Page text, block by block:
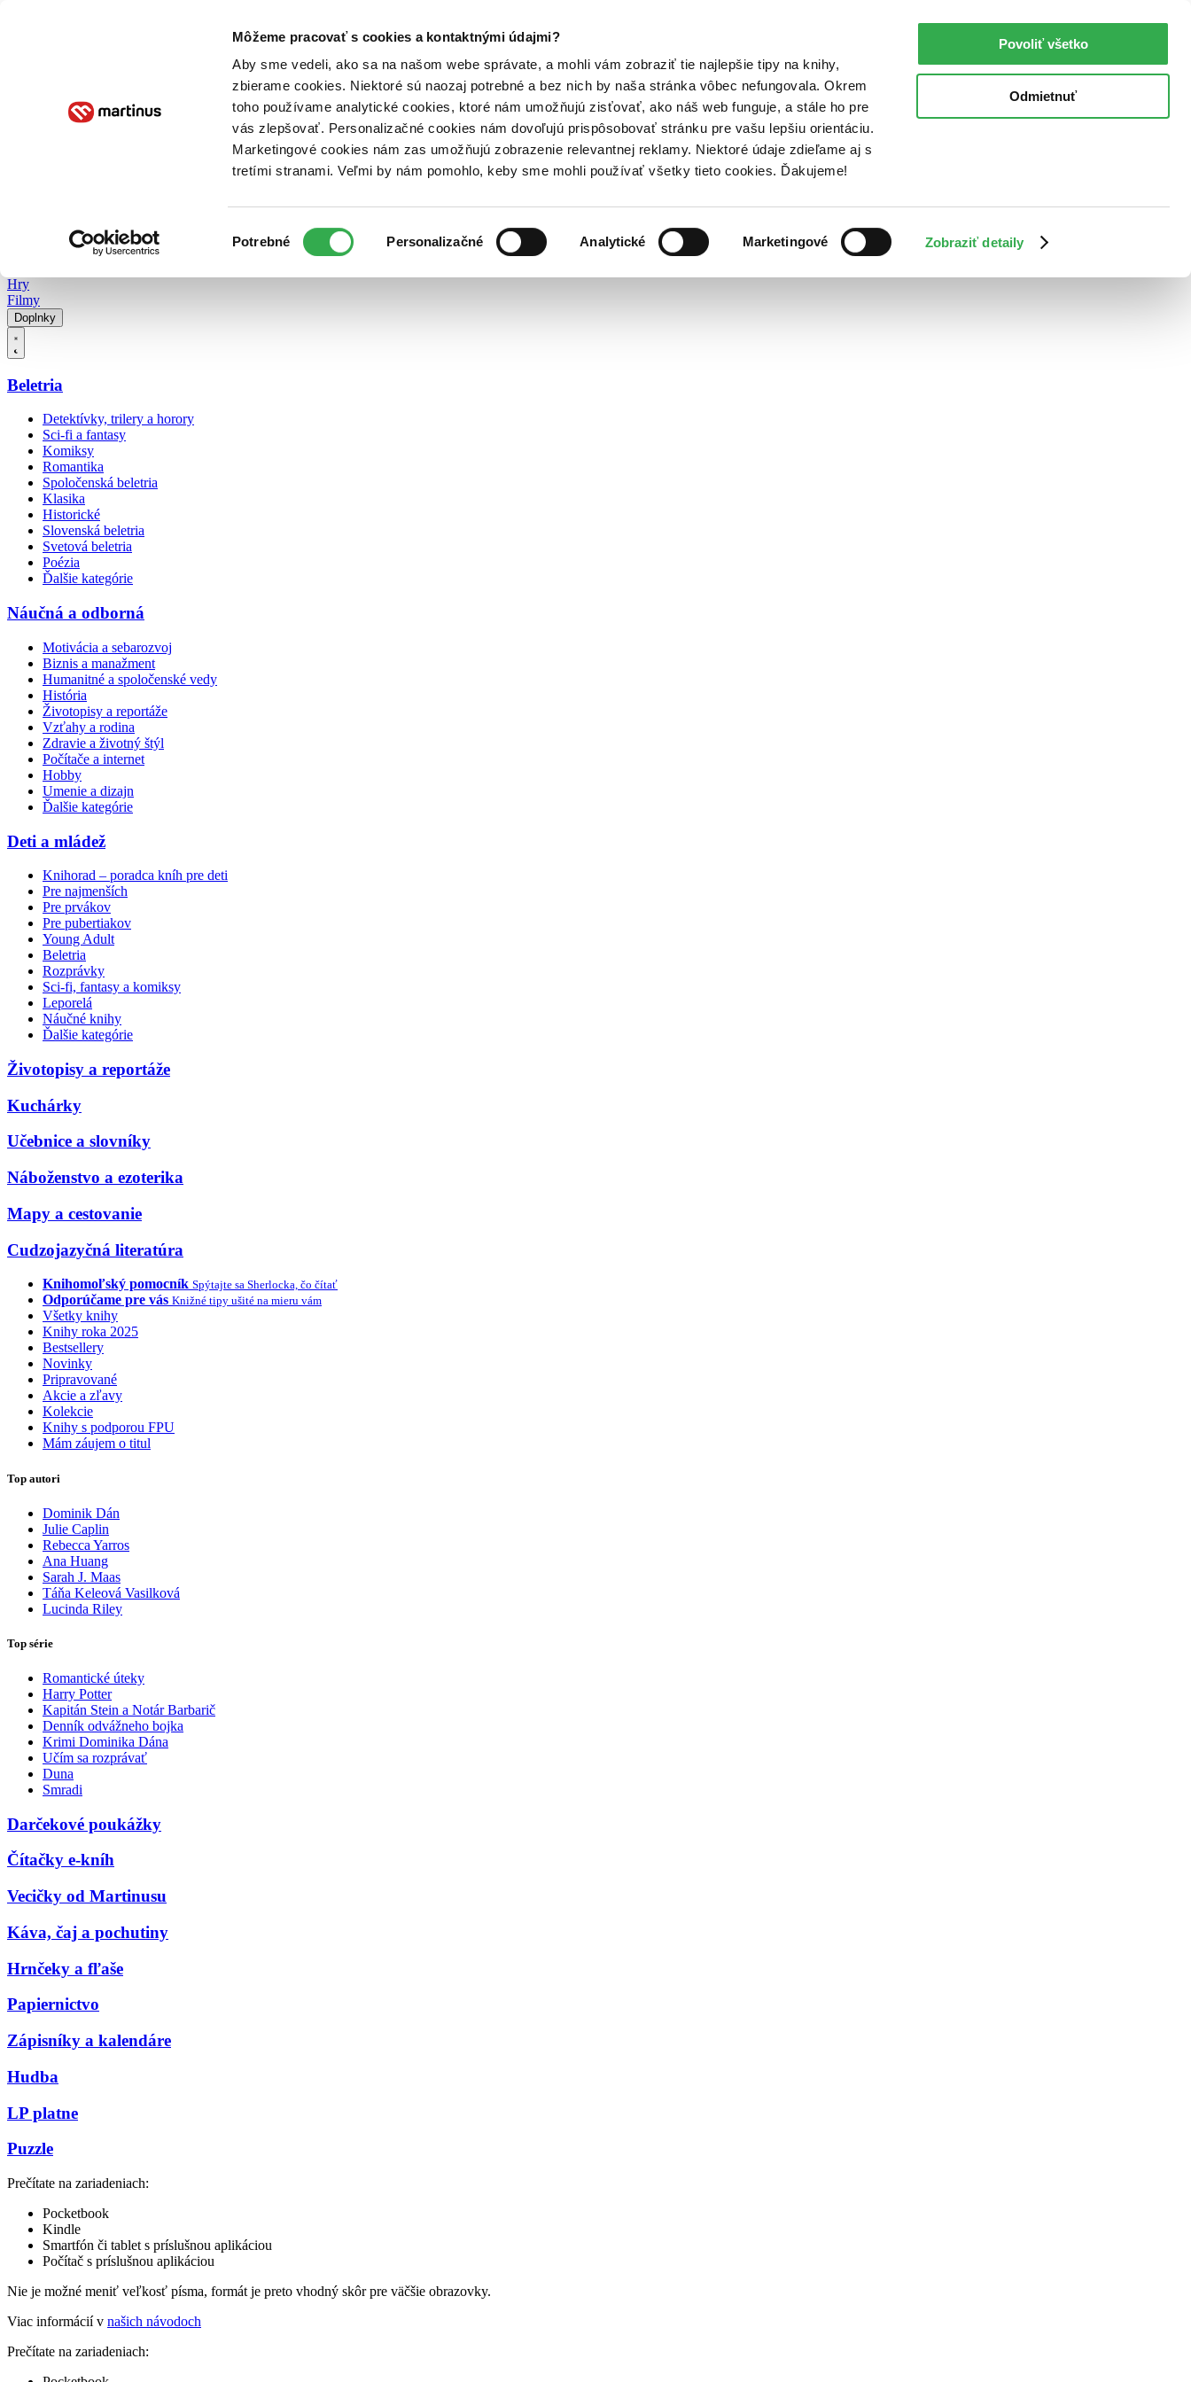
Môžeme pracovať s cookies a kontaktnými údajmi?
Aby sme vedeli, ako sa na našom webe správate, a mohli vám zobraziť tie najlepšie tipy na knihy,
zbierame cookies. Niektoré sú naozaj potrebné a bez nich by naša stránka vôbec nefungovala. Okrem
toho používame analytické cookies, ktoré nám umožňujú zisťovať, ako náš web funguje, a stále ho pre
vás zlepšovať. Personalizačné cookies nám dovoľujú prispôsobovať stránku pre vašu lepšiu orientáciu.
Marketingové cookies nám zas umožňujú zobrazenie relevantnej reklamy. Niektoré údaje zdieľame aj s
tretími stranami. Veľmi by nám pomohlo, keby sme mohli používať všetky tieto cookies. Ďakujeme!
súhlasu
Potrebné Personalizačné Analytické Marketingové Zobraziť detaily
Povoliť všetko
Odmietnuť
Poukážky Kontakt
Hry
Filmy
Doplnky
Beletria
Detektívky, trilery a horory
Sci-fi a fantasy
Komiksy
Romantika
Spoločenská beletria
Klasika
Historické
Slovenská beletria
Svetová beletria
Poézia
Ďalšie kategórie
Náučná a odborná
Motivácia a sebarozvoj
Biznis a manažment
Humanitné a spoločenské vedy
História
Životopisy a reportáže
Vzťahy a rodina
Zdravie a životný štýl
Počítače a internet
Hobby
Umenie a dizajn
Ďalšie kategórie
Deti a mládež
Knihorad – poradca kníh pre deti
Pre najmenších
Pre prvákov
Pre pubertiakov
Young Adult
Beletria
Rozprávky
Sci-fi, fantasy a komiksy
Leporelá
Náučné knihy
Ďalšie kategórie
Životopisy a reportáže
Kuchárky
Učebnice a slovníky
Náboženstvo a ezoterika
Mapy a cestovanie
Cudzojazyčná literatúra
Knihomoľský pomocník Spýtajte sa Sherlocka, čo čítať
Odporúčame pre vás Knižné tipy ušité na mieru vám
Všetky knihy
Knihy roka 2025
Bestsellery
Novinky
Pripravované
Akcie a zľavy
Kolekcie
Knihy s podporou FPU
Mám záujem o titul
Top autori
Dominik Dán
Julie Caplin
Rebecca Yarros
Ana Huang
Sarah J. Maas
Táňa Keleová Vasilková
Lucinda Riley
Top série
Romantické úteky
Harry Potter
Kapitán Stein a Notár Barbarič
Denník odvážneho bojka
Krimi Dominika Dána
Učím sa rozprávať
Duna
Smradi
Darčekové poukážky
Čítačky e-kníh
Vecičky od Martinusu
Káva, čaj a pochutiny
Hrnčeky a fľaše
Papiernictvo
Zápisníky a kalendáre
Hudba
LP platne
Puzzle
Prečítate na zariadeniach:
Pocketbook
Kindle
Smartfón či tablet s príslušnou aplikáciou
Počítač s príslušnou aplikáciou
Nie je možné meniť veľkosť písma, formát je preto vhodný skôr pre väčšie obrazovky.
Viac informácií v našich návodoch
Prečítate na zariadeniach: